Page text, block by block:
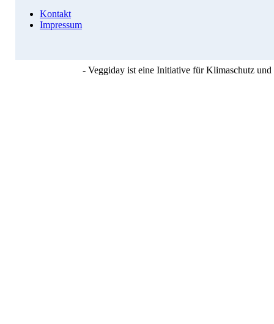
Kontakt
Impressum
- Veggiday ist eine Initiative für Klimaschutz